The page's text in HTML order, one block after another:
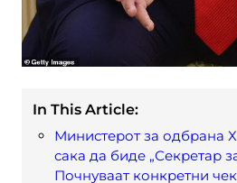
In This Article:
Министерот за одбрана
сака да биде „Секретар
Почнуваат конкретни